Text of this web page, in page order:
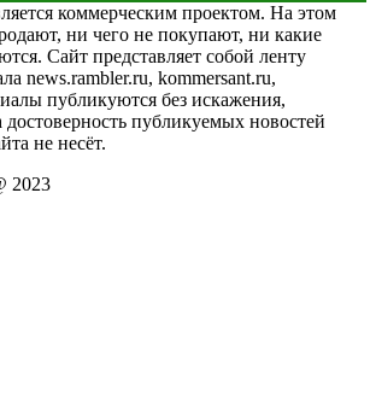
коммерческим проектом. На этом
ни чего не покупают, ни какие
Сайт представляет собой ленту
news.rambler.ru, kommersant.ru,
публикуются без искажения,
достоверность публикуемых новостей
не несёт.
2023